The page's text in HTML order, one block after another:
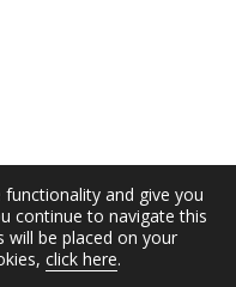
and give you
continue to navigate this
will be placed on your
click here.